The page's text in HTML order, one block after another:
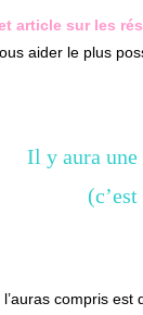
article sur les
aider le plus
Il y aura une
compris est